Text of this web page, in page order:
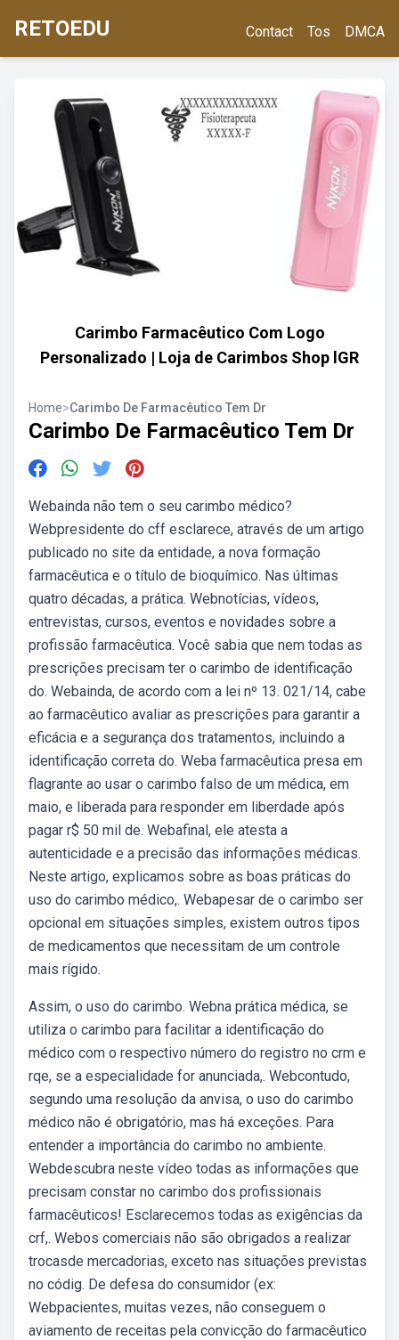
RETOEDU Contact Tos DMCA
Carimbo Farmacêutico Com Logo
Personalizado | Loja de Carimbos Shop lGR
Home>Carimbo De Farmacêutico Tem Dr
Carimbo De Farmacêutico Tem Dr
Webainda não tem o seu carimbo médico?
Webpresidente do cff esclarece, através de um artigo
publicado no site da entidade, a nova formação
farmacêutica e o título de bioquímico. Nas últimas
quatro décadas, a prática. Webnotícias, vídeos,
entrevistas, cursos, eventos e novidades sobre a
profissão farmacêutica. Você sabia que nem todas as
prescrições precisam ter o carimbo de identificação
do. Webainda, de acordo com a lei nº 13. 021/14, cabe
ao farmacêutico avaliar as prescrições para garantir a
eficácia e a segurança dos tratamentos, incluindo a
identificação correta do. Weba farmacêutica presa em
flagrante ao usar o carimbo falso de um médica, em
maio, e liberada para responder em liberdade após
pagar r$ 50 mil de. Webafinal, ele atesta a
autenticidade e a precisão das informações médicas.
Neste artigo, explicamos sobre as boas práticas do
uso do carimbo médico,. Webapesar de o carimbo ser
opcional em situações simples, existem outros tipos
de medicamentos que necessitam de um controle
mais rígido.
Assim, o uso do carimbo. Webna prática médica, se
utiliza o carimbo para facilitar a identificação do
médico com o respectivo número do registro no crm e
rqe, se a especialidade for anunciada,. Webcontudo,
segundo uma resolução da anvisa, o uso do carimbo
médico não é obrigatório, mas há exceções. Para
entender a importância do carimbo no ambiente.
Webdescubra neste vídeo todas as informações que
precisam constar no carimbo dos profissionais
farmacêuticos! Esclarecemos todas as exigências da
crf,. Webos comerciais não são obrigados a realizar
trocasde mercadorias, exceto nas situações previstas
no códig. De defesa do consumidor (ex:
Webpacientes, muitas vezes, não conseguem o
aviamento de receitas pela convicção do farmacêutico